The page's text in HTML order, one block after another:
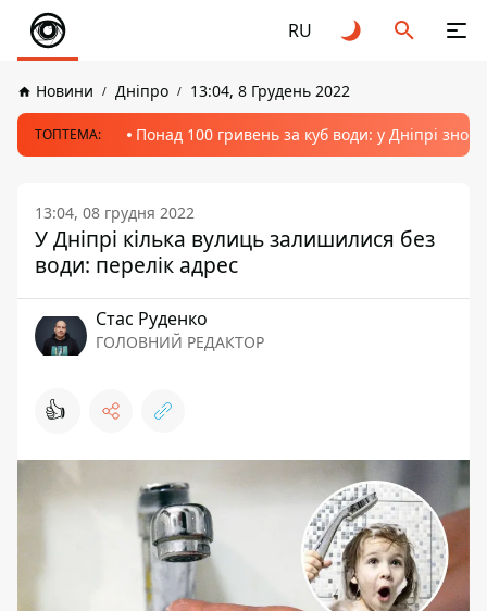
RU
Новини Дніпро 13:04, 8 Грудень 2022
ТОПТЕМА: Понад 100 гривень за куб води: у Дніпрі
13:04, 08 грудня 2022
У Дніпрі кілька вулиць залишилися без
води: перелік адрес
Стас Руденко
ГОЛОВНИЙ РЕДАКТОР
👍